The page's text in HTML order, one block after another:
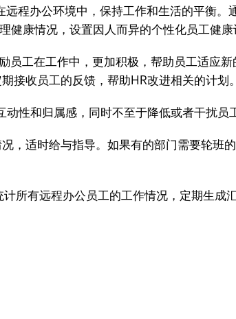
程办公环境中，保持工作和生活的平衡。
健康情况，设置因人而异的个性化员工健康
工在工作中，更加积极，帮助员工适应
接收员工的反馈，帮助HR改进相关的计划。
性和归属感，同时不至于降低或者干扰员
，适时给与指导。如果有的部门需要轮班的
所有远程办公员工的工作情况，定期生成